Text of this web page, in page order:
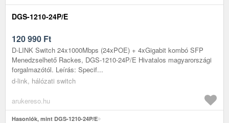
DGS-1210-24P/E
120 990 Ft
D-LINK Switch 24x1000Mbps (24xPOE) + 4xGigabit kombó SFP
Menedzselhető Rackes, DGS-1210-24P/E Hivatalos magyarországi
forgalmazótól. Leírás: Specif...
d-link, hálózati switch
arukereso.hu
Hasonlók, mint DGS-1210-24P/E